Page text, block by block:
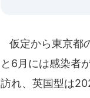
仮定から東京都
と6月には感染者
訪れ、英国型は